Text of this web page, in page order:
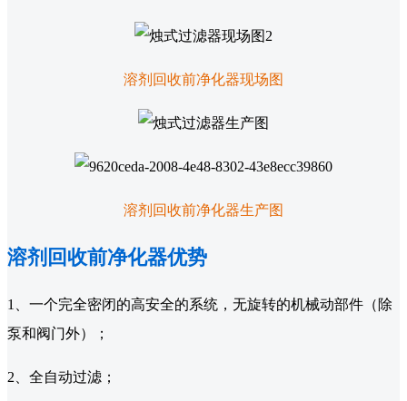
溶剂回收前净化器现场图
溶剂回收前净化器生产图
溶剂回收前净化器优势
1、一个完全密闭的高安全的系统，无旋转的机械动部件（除
泵和阀门外）；
2、全自动过滤；